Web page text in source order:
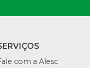
com a Alesc